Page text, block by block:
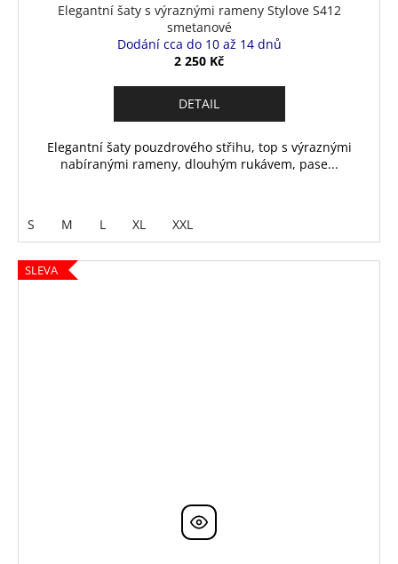
Elegantní šaty s výraznými rameny Stylove S412
smetanové
Dodání cca do 10 až 14 dnů
2 250 Kč
DETAIL
Elegantní šaty pouzdrového střihu, top s výraznými
nabíranými rameny, dlouhým rukávem, pase...
S M L XL XXL
SLEVA